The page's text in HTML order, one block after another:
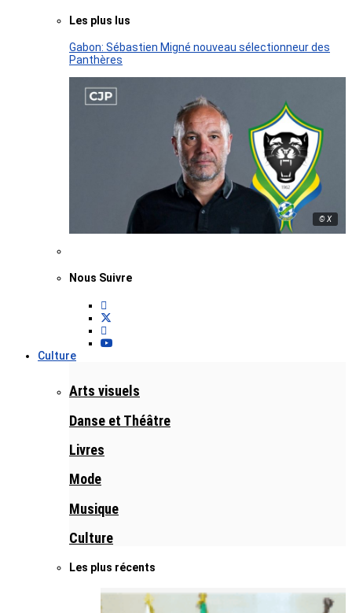
Les plus lus
Gabon: Sébastien Migné nouveau sélectionneur des
Panthères
© X
Nous Suivre
Culture
Arts visuels
Danse et Théâtre
Livres
Mode
Musique
Culture
Les plus récents